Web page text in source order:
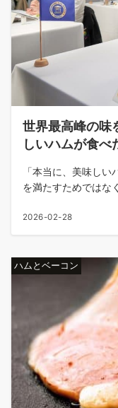
世界最高峰の味
しいハムが食
「本当に、美味し
を満たすためではな
2026-02-28
ハムとベーコン